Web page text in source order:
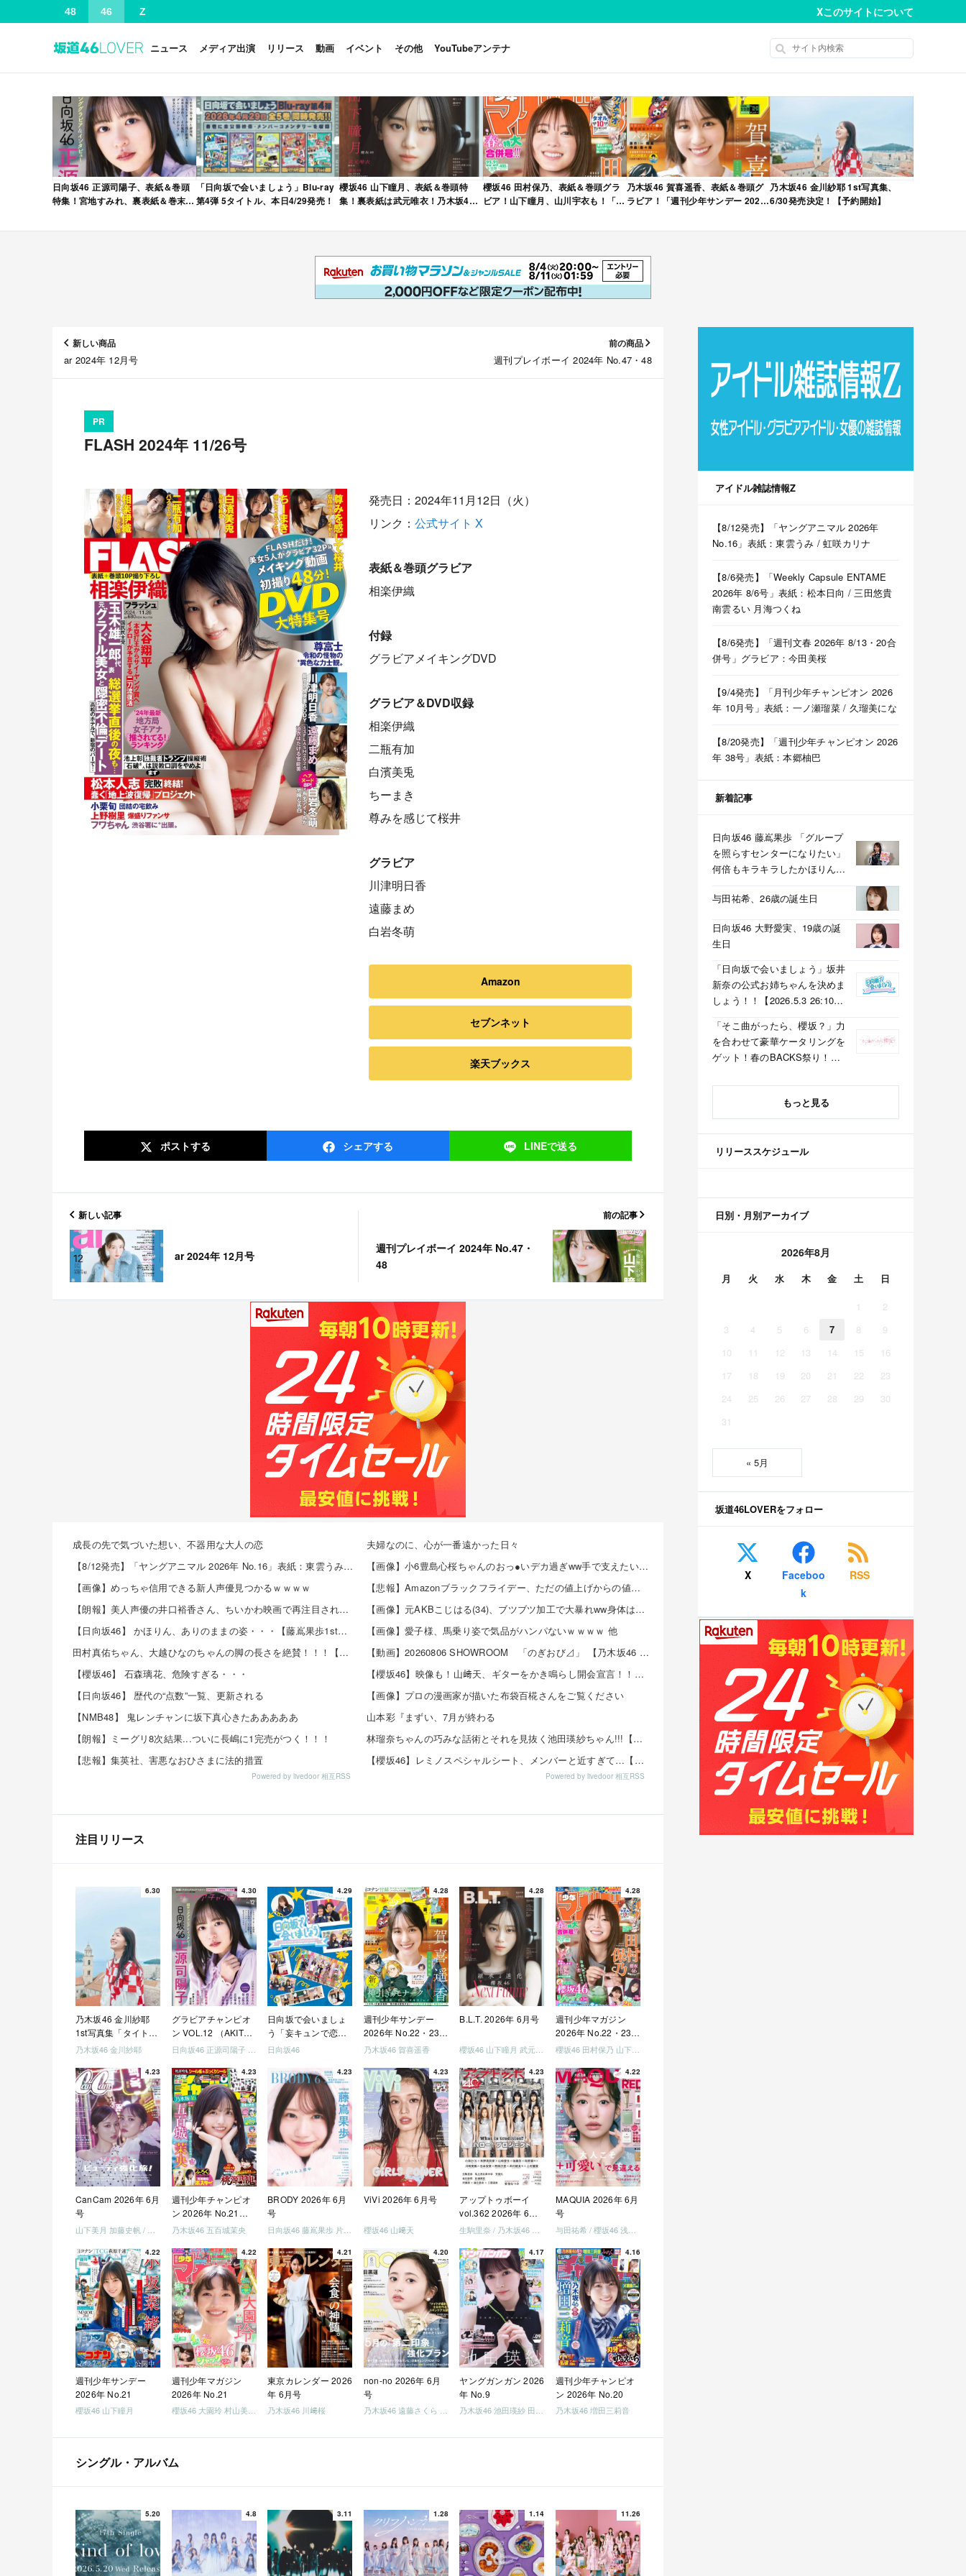
48 46 Z Xこのサイトについて
ニュース メディア出演 リリース 動画 イベント その他 YouTubeアンテナ
日向坂46 正源司陽子、表紙＆巻頭
特集！宮地すみれ、裏表紙＆巻末特
VOL.12」本日4/30発売！
「日向坂で会いましょう」Blu-ray
第4弾 5タイトル、本日4/29発売！
櫻坂46 山下瞳月、表紙＆巻頭特
集！裏表紙は武元唯衣！乃木坂46
6月号」本日4/28発売！
櫻坂46 田村保乃、表紙＆巻頭グラ
ビア！山下瞳月、山川宇衣も！「週
合併号」本日4/28発売！
乃木坂46 賀喜遥香、表紙＆巻頭グ
ラビア！「週刊少年サンデー 2026
売！
乃木坂46 金川紗耶 1st写真集、
6/30発売決定！【予約開始】
新しい商品
ar 2024年 12月号
前の商品
週刊プレイボーイ 2024年 No.47・48
PR
FLASH 2024年 11/26号
発売日：2024年11月12日（火）
リンク：公式サイト X
表紙＆巻頭グラビア
相楽伊織
付録
グラビアメイキングDVD
グラビア＆DVD収録
相楽伊織
二瓶有加
白濱美兎
ちーまき
尊みを感じて桜井
グラビア
川津明日香
遠藤まめ
白岩冬萌
Amazon
セブンネット
楽天ブックス
ポストする シェアする LINEで送る
新しい記事
ar 2024年 12月号
前の記事
週刊プレイボーイ 2024年 No.47・
48
成長の先で気づいた想い、不器用な大人の恋
【8/12発売】「ヤングアニマル 2026年 No.16」表紙：東雲うみ / 虹咲カリナ
【画像】めっちゃ信用できる新人声優見つかるｗｗｗｗ
【朗報】美人声優の井口裕香さん、ちいかわ映画で再注目されるｗｗｗｗ
【日向坂46】 かほりん、ありのままの姿・・・【藤嶌果歩1st写真集】
田村真佑ちゃん、大越ひなのちゃんの脚の長さを絶賛！！！【乃木坂46】
【櫻坂46】 石森璃花、危険すぎる・・・
【日向坂46】 歴代の“点数”一覧、更新される
【NMB48】 鬼レンチャンに坂下真心きたあああああ
【朗報】ミーグリ8次結果...ついに長嶋に1完売がつく！！！
【悲報】集英社、害悪なおひさまに法的措置
Powered by livedoor 相互RSS
夫婦なのに、心が一番遠かった日々
【画像】小6豊島心桜ちゃんのおっ●いデカ過ぎww手で支えたい奴、急げｗｗｗｗ 他
【悲報】Amazonブラックフライデー、ただの値上げからの値下げセールだったｗｗｗ 他
【画像】元AKBこじはる(34)、ブツブツ加工で大暴れww身体はめっちゃいいのにな・・・ 他
【画像】愛子様、馬乗り姿で気品がハンパないｗｗｗｗ 他
【動画】20260806 SHOWROOM 「のぎおび⊿」 【乃木坂46 田村真佑】
【櫻坂46】映像も！山﨑天、ギターをかき鳴らし開会宣言！！！【閃光ライオット2026】
【画像】プロの漫画家が描いた布袋百椛さんをご覧ください
山本彩『まずい、7月が終わる
林瑠奈ちゃんの巧みな話術とそれを見抜く池田瑛紗ちゃん!!!【乃木坂46】
【櫻坂46】レミノスペシャルシート、メンバーと近すぎて…【全国ツアー2026】
Powered by livedoor 相互RSS
注目リリース
6.30
乃木坂46 金川紗耶
1st写真集「タイトル
未定」
乃木坂46 金川紗耶
4.30
グラビアチャンピオ
ン VOL.12 （AKITA
DXシリーズ）
4.29
日向坂で会いましょ
う「妄キュンで恋し
ちゃいましょう」
めましょう」「ご褒
美でロケしましょ
う」「フレンドリー
になりましょう」
「笑って卒業を祝い
ましょう」 [Blu-ray]
日向坂46
4.28
週刊少年サンデー
2026年 No.22・23
合併号
乃木坂46 賀喜遥香
4.28
B.L.T. 2026年 6月号
4.28
週刊少年マガジン
2026年 No.22・23
合併号
4.23
CanCam 2026年 6月
号
4.23
週刊少年チャンピオ
ン 2026年 No.21・
22 合併号
乃木坂46 五百城茉央
4.23
BRODY 2026年 6月
号
4.23
ViVi 2026年 6月号
櫻坂46 山﨑天
4.23
アップトゥボーイ
vol.362 2026年 6月
号
4.22
MAQUIA 2026年 6月
号
4.22
週刊少年サンデー
2026年 No.21
櫻坂46 山下瞳月
4.22
週刊少年マガジン
2026年 No.21
4.21
東京カレンダー 2026
年 6月号
乃木坂46 川﨑桜
4.20
non-no 2026年 6月
号
4.17
ヤングガンガン 2026
年 No.9
4.16
週刊少年チャンピオ
ン 2026年 No.20
乃木坂46 増田三莉音
シングル・アルバム
5.20 4.8 3.11 1.28 1.14 11.26
アイドル雑誌情報Z
【8/12発売】「ヤングアニマル 2026年
No.16」表紙：東雲うみ / 虹咲カリナ
【8/6発売】「Weekly Capsule ENTAME
2026年 8/6号」表紙：松本日向 / 三田悠貴
南雲るい 月海つくね
【8/6発売】「週刊文春 2026年 8/13・20合
併号」グラビア：今田美桜
【9/4発売】「月刊少年チャンピオン 2026
年 10月号」表紙：一ノ瀬瑠菜 / 久瑠美にな
【8/20発売】「週刊少年チャンピオン 2026
年 38号」表紙：本郷柚巴
新着記事
日向坂46 藤嶌果歩 「グループ
を照らすセンターになりたい」
何倍もキラキラしたかほりんが
与田祐希、26歳の誕生日
日向坂46 大野愛実、19歳の誕
生日
「日向坂で会いましょう」坂井
新奈の公式お姉ちゃんを決めま
しょう！！【2026.5.3 26:10〜
「そこ曲がったら、櫻坂？」力
を合わせて豪華ケータリングを
ゲット！春のBACKS祭り！
京】
もっと見る
リリーススケジュール
日別・月別アーカイブ
2026年8月
月 火 水 木 金 土 日
1
2
3
4 5 6 7 8
9
10
11 12 13 14 15
16
17
18 19 20 21 22
23
24
25 26 27 28 29
30
31
« 5月
坂道46LOVERをフォロー
X
Faceboo
k
RSS